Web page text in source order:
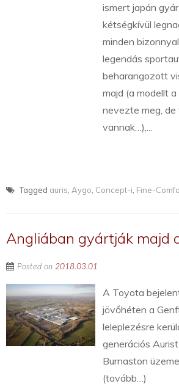
ismert japán
kétségkívül
minden
legendás
beharangozott
majd (a modellt
nevezte meg,
vannak…),...
Tagged auris Aygo Concept-i Fine-
Angliában gyártják majd
Posted on 2018.03.01
A Toyota
jövőhéten a
leleplezésre
generációs
Burnaston
(tovább…)